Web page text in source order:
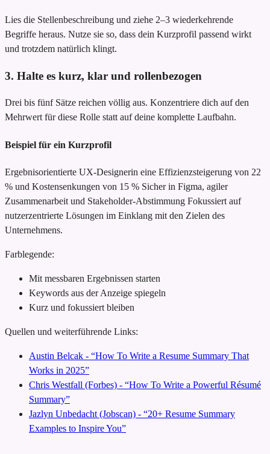
Lies die Stellenbeschreibung und ziehe 2–3 wiederkehrende
Begriffe heraus. Nutze sie so, dass dein Kurzprofil passend wirkt
und trotzdem natürlich klingt.
3. Halte es kurz, klar und rollenbezogen
Drei bis fünf Sätze reichen völlig aus. Konzentriere dich auf den
Mehrwert für diese Rolle statt auf deine komplette Laufbahn.
Beispiel für ein Kurzprofil
Ergebnisorientierte UX-Designerin eine Effizienzsteigerung von 22
% und Kostensenkungen von 15 % Sicher in Figma, agiler
Zusammenarbeit und Stakeholder-Abstimmung Fokussiert auf
nutzerzentrierte Lösungen im Einklang mit den Zielen des
Unternehmens.
Farblegende:
Mit messbaren Ergebnissen starten
Keywords aus der Anzeige spiegeln
Kurz und fokussiert bleiben
Quellen und weiterführende Links:
Austin Belcak - “How To Write a Resume Summary That
Works in 2025”
Chris Westfall (Forbes) - “How To Write a Powerful Résumé
Summary”
Jazlyn Unbedacht (Jobscan) - “20+ Resume Summary
Examples to Inspire You”